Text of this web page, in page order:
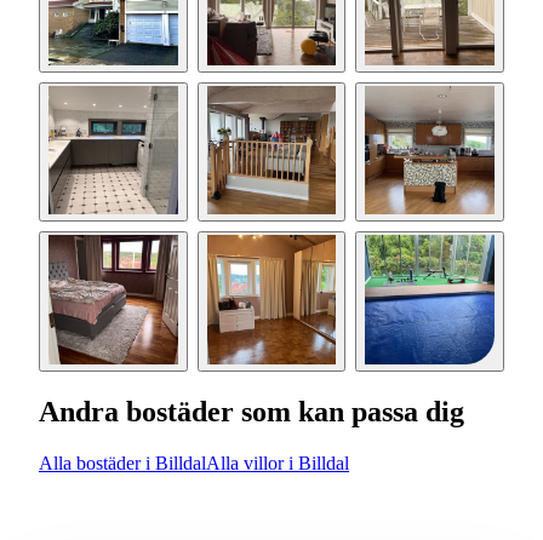
Andra bostäder som kan passa dig
Alla bostäder i BilldalAlla villor i Billdal